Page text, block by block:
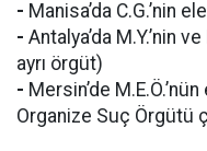
- Manisa’da C.G.’nin
- Antalya’da M.Y.’nin ve
ayrı örgüt)
- Mersin’de M.E.Ö.’nün
Organize Suç Örgütü